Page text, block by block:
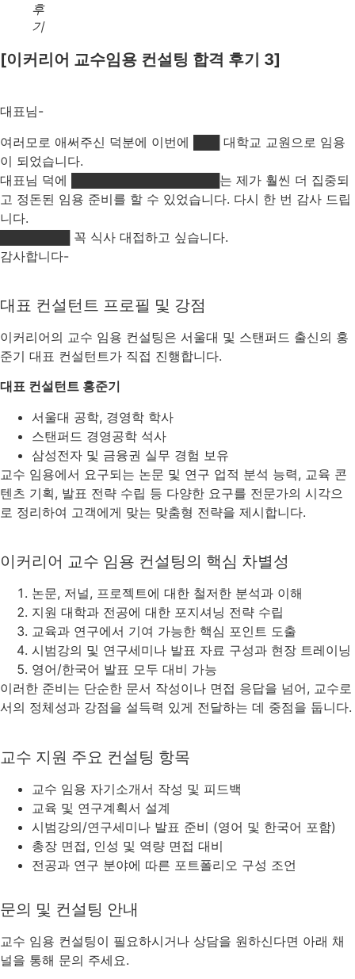
후
기
[이커리어 교수임용 컨설팅 합격 후기 3]
대표님-
여러모로 애써주신 덕분에 이번에 ███ 대학교 교원으로 임용
이 되었습니다.
대표님 덕에 █████████████████는 제가 훨씬 더 집중되
고 정돈된 임용 준비를 할 수 있었습니다. 다시 한 번 감사 드립
니다.
████████ 꼭 식사 대접하고 싶습니다.
감사합니다-
대표 컨설턴트 프로필 및 강점
이커리어의 교수 임용 컨설팅은 서울대 및 스탠퍼드 출신의 홍
준기 대표 컨설턴트가 직접 진행합니다.
대표 컨설턴트 홍준기
서울대 공학, 경영학 학사
스탠퍼드 경영공학 석사
삼성전자 및 금융권 실무 경험 보유
교수 임용에서 요구되는 논문 및 연구 업적 분석 능력, 교육 콘
텐츠 기획, 발표 전략 수립 등 다양한 요구를 전문가의 시각으
로 정리하여 고객에게 맞는 맞춤형 전략을 제시합니다.
이커리어 교수 임용 컨설팅의 핵심 차별성
논문, 저널, 프로젝트에 대한 철저한 분석과 이해
지원 대학과 전공에 대한 포지셔닝 전략 수립
교육과 연구에서 기여 가능한 핵심 포인트 도출
시범강의 및 연구세미나 발표 자료 구성과 현장 트레이닝
영어/한국어 발표 모두 대비 가능
이러한 준비는 단순한 문서 작성이나 면접 응답을 넘어, 교수로
서의 정체성과 강점을 설득력 있게 전달하는 데 중점을 둡니다.
교수 지원 주요 컨설팅 항목
교수 임용 자기소개서 작성 및 피드백
교육 및 연구계획서 설계
시범강의/연구세미나 발표 준비 (영어 및 한국어 포함)
총장 면접, 인성 및 역량 면접 대비
전공과 연구 분야에 따른 포트폴리오 구성 조언
문의 및 컨설팅 안내
교수 임용 컨설팅이 필요하시거나 상담을 원하신다면 아래 채
널을 통해 문의 주세요.